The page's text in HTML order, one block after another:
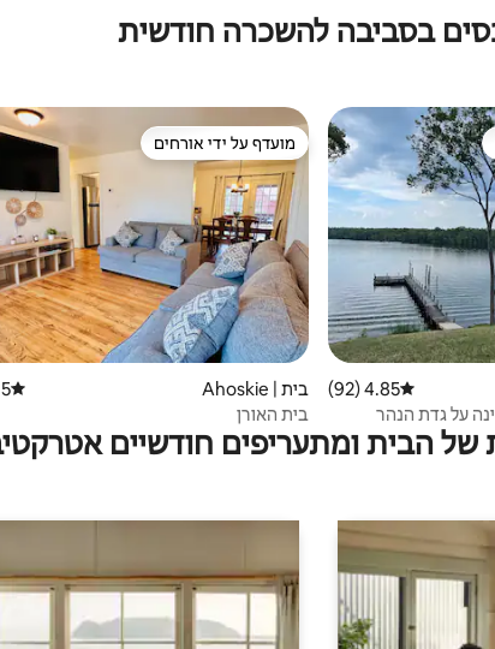
בסביבה להשכרה חודשית
על ידי אורחים
דירוג ממוצע של 4.85 מתוך 5, 92 ביקורות
4.85 (92)
מועדף על ידי אורחים
מועדף על ידי אורחים
בית | Ahoskie דירוג5 (10)
בית האורן
של הבית ומתעריפים חודשיים